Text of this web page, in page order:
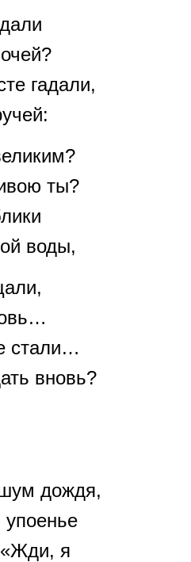
гадали,
ты?
воды,
стали…
вновь?
дождя,
я